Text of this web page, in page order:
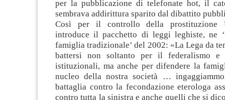
per la pubblicazione di telefonate hot, il
sembrava addirittura sparito dal dibattito
Così per il controllo della prostituzione
introduce il pacchetto di leggi leghiste, ne
famiglia tradizionale’ del 2002: «La Lega da
battersi non soltanto per il federalismo
istituzionali, ma anche per difendere la
nucleo della nostra società …
battaglia contro la fecondazione eterologa
contro tutta la sinistra e anche quelli che si